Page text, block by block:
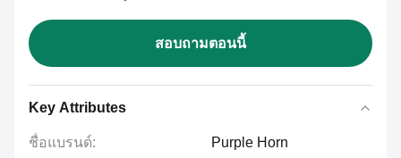
สอบถามตอนนี้
Key Attributes
ชื่อแบรนด์: Purple Horn